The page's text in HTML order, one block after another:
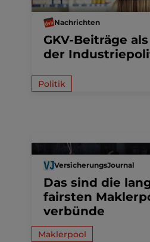
Nachrichten
GKV-Beiträge
der
Politik
VersicherungsJournal
Das sind die
fairsten
verbünde
Maklerpool